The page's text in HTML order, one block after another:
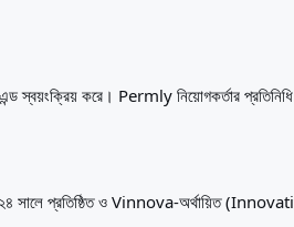
এন্ড স্বয়ংক্রিয় করে। Permly নিয়োগকর্তার
সালে প্রতিষ্ঠিত ও Vinnova-অর্থায়িত